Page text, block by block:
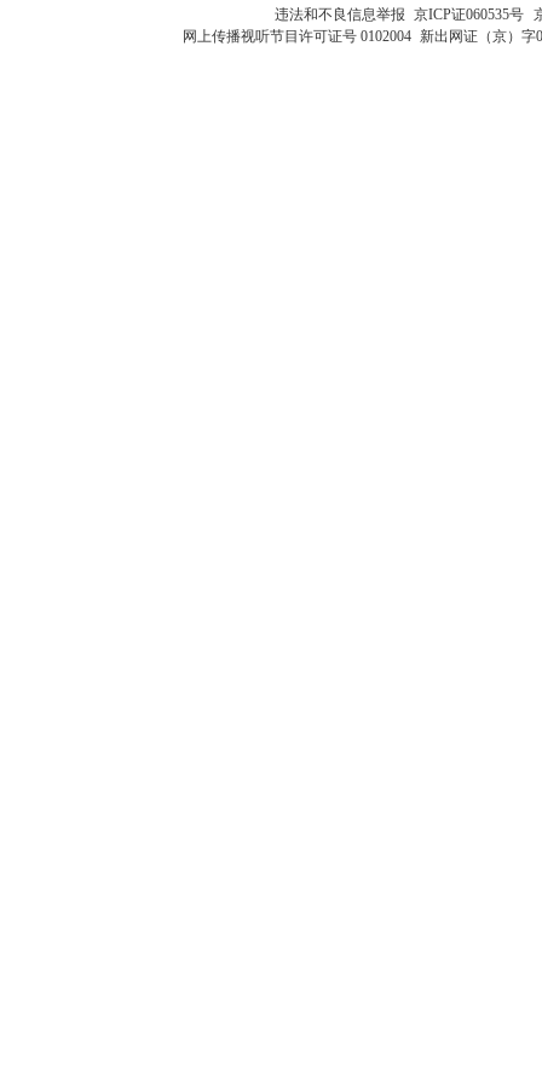
违法和不良信息举报 京ICP证060535号
网上传播视听节目许可证号 0102004 新出网证（京）